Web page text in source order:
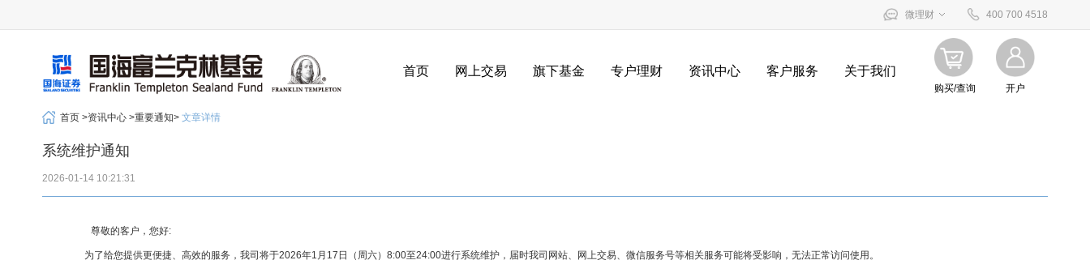
微理财 400 700 4518
首页 网上交易 旗下基金 专户理财 资讯中心 客户服务 关于我们
购买/查询 开户
首页 >资讯中心 >重要通知> 文章详情
系统维护通知
2026-01-14 10:21:31
尊敬的客户，您好:
为了给您提供更便捷、高效的服务，我司将于2026年1月17日（周六）8:00至24:00进行系统维护，届时我司网站、网上交易、微信服务号等相关服务可能将受影响，无法正常访问使用。